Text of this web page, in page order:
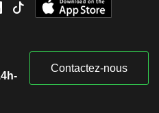
Contactez-nous